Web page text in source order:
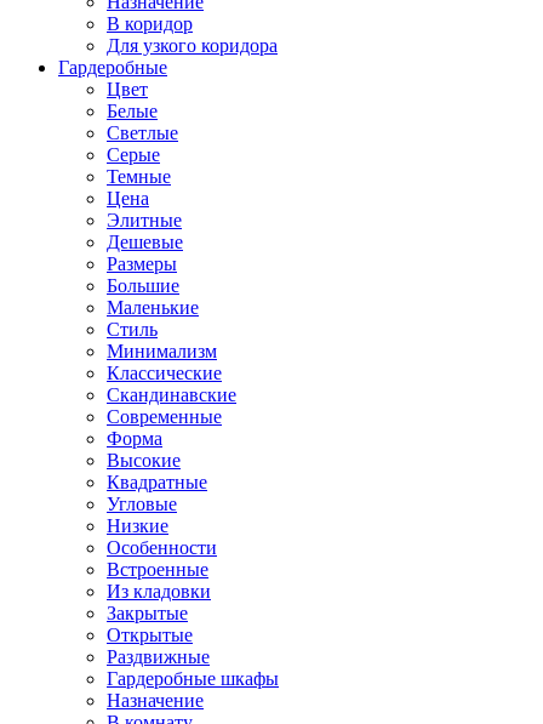
В коридор
Для узкого коридора
Гардеробные
Цвет
Белые
Светлые
Серые
Темные
Цена
Элитные
Дешевые
Размеры
Большие
Маленькие
Стиль
Минимализм
Классические
Скандинавские
Современные
Форма
Высокие
Квадратные
Угловые
Низкие
Особенности
Встроенные
Из кладовки
Закрытые
Открытые
Раздвижные
Гардеробные шкафы
Назначение